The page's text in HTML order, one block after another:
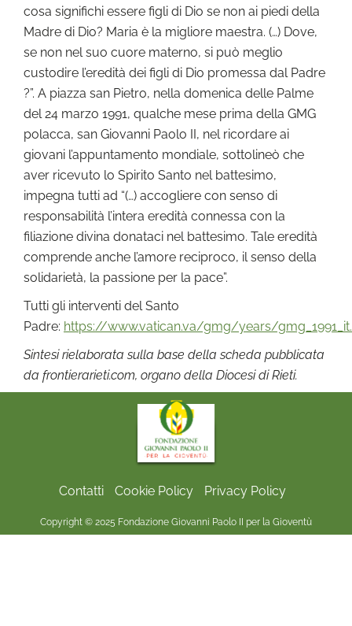
cosa significhi essere figli di Dio se non ai piedi della
Madre di Dio? Maria è la migliore maestra. (…) Dove,
se non nel suo cuore materno, si può meglio
custodire l’eredità dei figli di Dio promessa dal Padre
?”. A piazza san Pietro, nella domenica delle Palme
del 24 marzo 1991, qualche mese prima della GMG
polacca, san Giovanni Paolo II, nel ricordare ai
giovani l’appuntamento mondiale, sottolineò che
aver ricevuto lo Spirito Santo nel battesimo,
impegna tutti ad “(…) accogliere con senso di
responsabilità l’intera eredità connessa con la
filiazione divina donataci nel battesimo. Tale eredità
comprende anche l’amore reciproco, il senso della
solidarietà, la passione per la pace”.
Tutti gli interventi del Santo
Padre: https://www.vatican.va/gmg/years/
Sintesi rielaborata sulla base della scheda pubblicata
da frontierarieti.com, organo della Diocesi di Rieti.
Contatti Cookie Policy Privacy Policy
Copyright © 2025 Fondazione Giovanni Paolo II per la Gioventù